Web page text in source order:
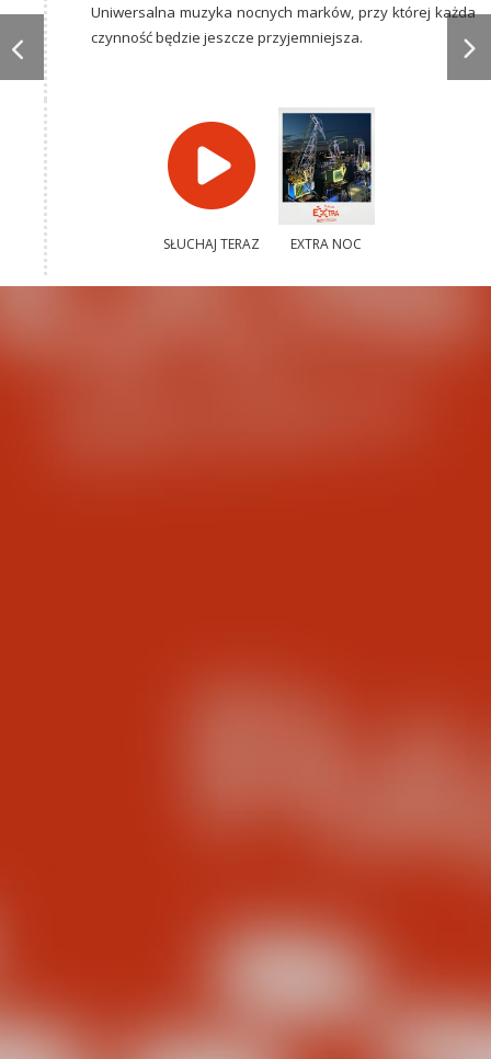
Uniwersalna muzyka nocnych marków, przy której każda
czynność będzie jeszcze przyjemniejsza.
SŁUCHAJ TERAZ EXTRA NOC